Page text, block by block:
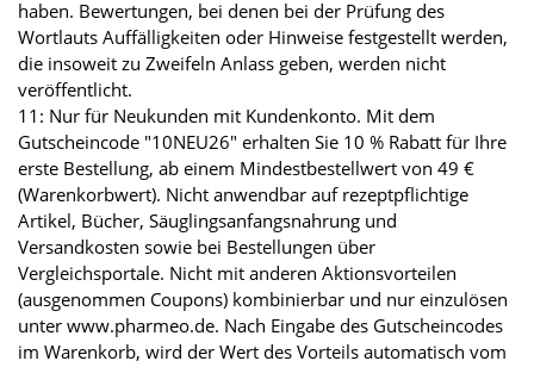
haben. Bewertungen, bei denen bei der Prüfung des
Wortlauts Auffälligkeiten oder Hinweise festgestellt werden,
die insoweit zu Zweifeln Anlass geben, werden nicht
veröffentlicht.
11: Nur für Neukunden mit Kundenkonto. Mit dem
Gutscheincode "10NEU26" erhalten Sie 10 % Rabatt für Ihre
erste Bestellung, ab einem Mindestbestellwert von 49 €
(Warenkorbwert). Nicht anwendbar auf rezeptpflichtige
Artikel, Bücher, Säuglingsanfangsnahrung und
Versandkosten sowie bei Bestellungen über
Vergleichsportale. Nicht mit anderen Aktionsvorteilen
(ausgenommen Coupons) kombinierbar und nur einzulösen
unter www.pharmeo.de. Nach Eingabe des Gutscheincodes
im Warenkorb, wird der Wert des Vorteils automatisch vom